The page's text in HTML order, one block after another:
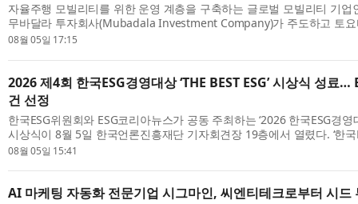
자율주행 모빌리티를 위한 운영 계층을 구축하는 글로벌 모빌리티 기업
무바달라 투자회사(Mubadala Investment Company)가 주도하고 토요
펀드인 우븐 캐피털(Woven Capital)과 아이온 ...
08월 05일 17:15
2026 제4회 한국ESG경영대상 ‘THE BEST ESG’ 시상식 성료…
건 선정
한국ESG위원회와 ESG코리아뉴스가 공동 주최하는 ‘2026 한국ESG경영
시상식이 8월 5일 한국언론진흥재단 기자회견장 19층에서 열렸다. ‘한
BEST ESG’는 ESG(환경·사회·지배구조)경영을 ...
08월 05일 15:41
AI 마케팅 자동화 전문기업 시그마인, 씨엔티테크로부터 시드